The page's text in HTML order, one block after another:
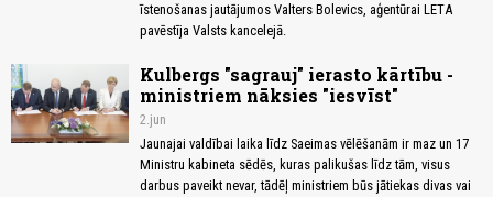
īstenošanas jautājumos Valters Bolevics, aģentūrai LETA
pavēstīja Valsts kancelejā.
Kulbergs "sagrauj" ierasto kārtību -
ministriem nāksies "iesvīst"
2.jun
Jaunajai valdībai laika līdz Saeimas vēlēšanām ir maz un 17
Ministru kabineta sēdēs, kuras palikušas līdz tām, visus
darbus paveikt nevar, tādēļ ministriem būs jātiekas divas vai